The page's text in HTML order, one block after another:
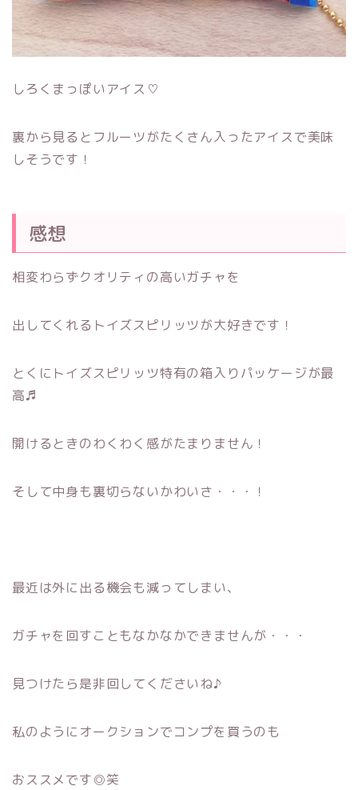
しろくまっぽいアイス♡
裏から見るとフルーツがたくさん入ったアイスで美味
しそうです！
感想
相変わらずクオリティの高いガチャを
出してくれるトイズスピリッツが大好きです！
とくにトイズスピリッツ特有の箱入りパッケージが最
高♬
開けるときのわくわく感がたまりません！
そして中身も裏切らないかわいさ・・・！
最近は外に出る機会も減ってしまい、
ガチャを回すこともなかなかできませんが・・・
見つけたら是非回してくださいね♪
私のようにオークションでコンプを買うのも
おススメです◎笑